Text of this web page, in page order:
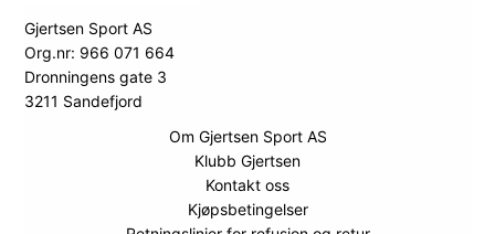
Gjertsen Sport AS
Org.nr: 966 071 664
Dronningens gate 3
3211 Sandefjord
Om Gjertsen Sport AS
Klubb Gjertsen
Kontakt oss
Kjøpsbetingelser